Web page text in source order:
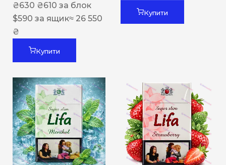
₴630 ₴610 за блок
$590 за ящик≈ 26 550
₴
Купити
Купити